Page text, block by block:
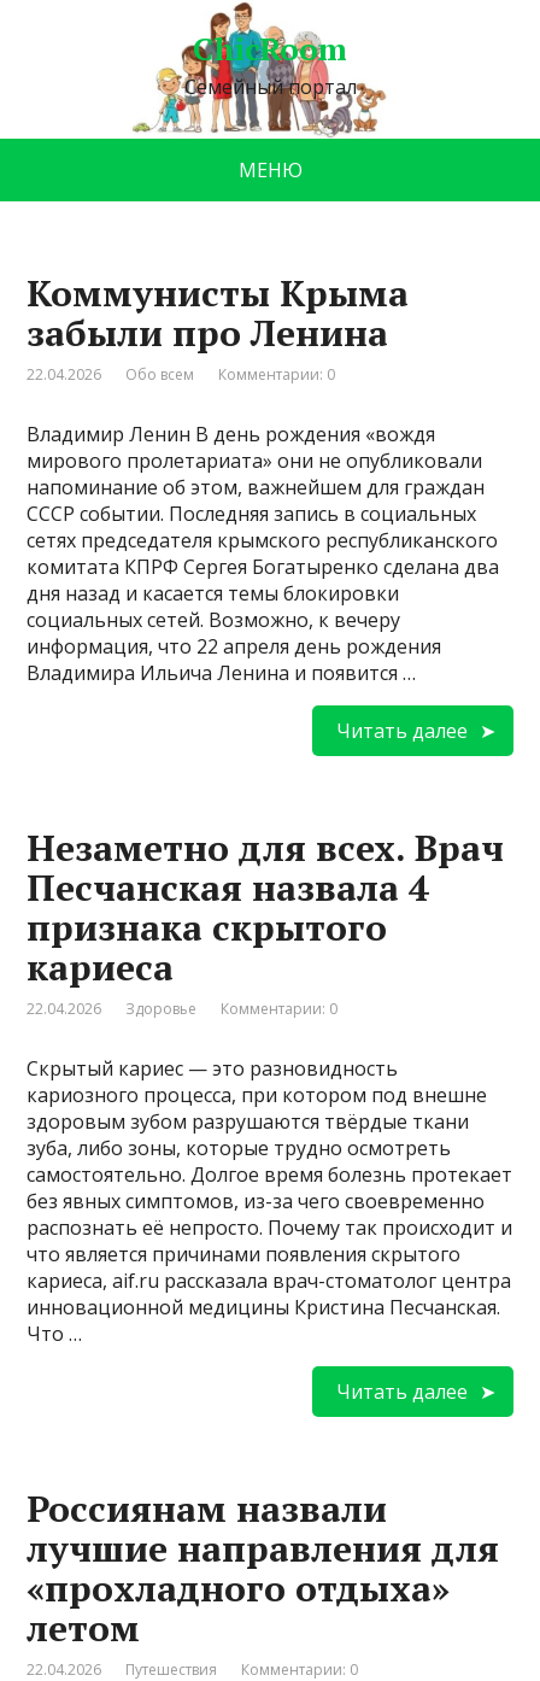
ChicRoom
Семейный портал
МЕНЮ
Коммунисты Крыма
забыли про Ленина
22.04.2026 Обо всем Комментарии: 0
Владимир Ленин В день рождения «вождя
мирового пролетариата» они не опубликовали
напоминание об этом, важнейшем для граждан
СССР событии. Последняя запись в социальных
сетях председателя крымского республиканского
комитата КПРФ Сергея Богатыренко сделана два
дня назад и касается темы блокировки
социальных сетей. Возможно, к вечеру
информация, что 22 апреля день рождения
Владимира Ильича Ленина и появится …
Читать далее
Незаметно для всех. Врач
Песчанская назвала 4
признака скрытого
кариеса
22.04.2026 Здоровье Комментарии: 0
Скрытый кариес — это разновидность
кариозного процесса, при котором под внешне
здоровым зубом разрушаются твёрдые ткани
зуба, либо зоны, которые трудно осмотреть
самостоятельно. Долгое время болезнь протекает
без явных симптомов, из-за чего своевременно
распознать её непросто. Почему так происходит и
что является причинами появления скрытого
кариеса, aif.ru рассказала врач-стоматолог центра
инновационной медицины Кристина Песчанская.
Что …
Читать далее
Россиянам назвали
лучшие направления для
«прохладного отдыха»
летом
22.04.2026 Путешествия Комментарии: 0